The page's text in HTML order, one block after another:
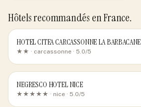
Hôtels recommandés en France.
HOTEL CITEA CARCASSONNE LA BARBACANE
★★ · carcassonne · 5.0/5
NEGRESCO HOTEL NICE
★★★★★ · nice · 5.0/5